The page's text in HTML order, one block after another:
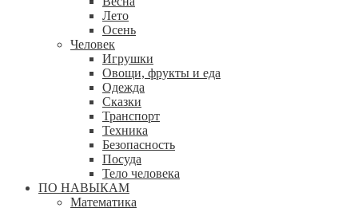
Лето
Осень
Человек
Игрушки
Овощи, фрукты и еда
Одежда
Сказки
Транспорт
Техника
Безопасность
Посуда
Тело человека
ПО НАВЫКАМ
Математика